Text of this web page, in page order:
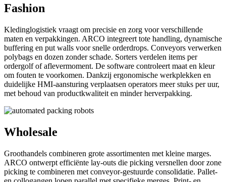
Fashion
Kledinglogistiek vraagt om precisie en zorg voor verschillende
maten en verpakkingen. ARCO integreert tote handling, dynamische
buffering en put walls voor snelle orderdrops. Conveyors verwerken
polybags en dozen zonder schade. Sorters verdelen items per
ordergolf of aflevermoment. De software controleert maat en kleur
om fouten te voorkomen. Dankzij ergonomische werkplekken en
duidelijke HMI-aansturing verplaatsen operators meer stuks per uur,
met behoud van productkwaliteit en minder herverpakking.
Wholesale
Groothandels combineren grote assortimenten met kleine marges.
ARCO ontwerpt efficiënte lay-outs die picking versnellen door zone
picking te combineren met conveyor-gestuurde consolidatie. Pallet-